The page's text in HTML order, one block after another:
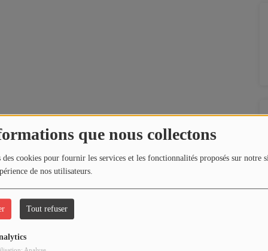
que nous collectons
cookies pour fournir les services et les fonctionnalités proposés sur notre
de nos utilisateurs.
Tout refuser